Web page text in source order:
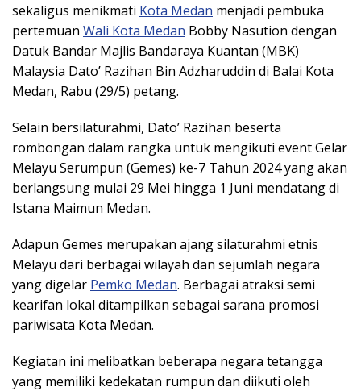
sekaligus menikmati Kota Medan menjadi pembuka
pertemuan Wali Kota Medan Bobby Nasution dengan
Datuk Bandar Majlis Bandaraya Kuantan (MBK)
Malaysia Dato’ Razihan Bin Adzharuddin di Balai Kota
Medan, Rabu (29/5) petang.
Selain bersilaturahmi, Dato’ Razihan beserta
rombongan dalam rangka untuk mengikuti event Gelar
Melayu Serumpun (Gemes) ke-7 Tahun 2024 yang akan
berlangsung mulai 29 Mei hingga 1 Juni mendatang di
Istana Maimun Medan.
Adapun Gemes merupakan ajang silaturahmi etnis
Melayu dari berbagai wilayah dan sejumlah negara
yang digelar Pemko Medan. Berbagai atraksi semi
kearifan lokal ditampilkan sebagai sarana promosi
pariwisata Kota Medan.
Kegiatan ini melibatkan beberapa negara tetangga
yang memiliki kedekatan rumpun dan diikuti oleh